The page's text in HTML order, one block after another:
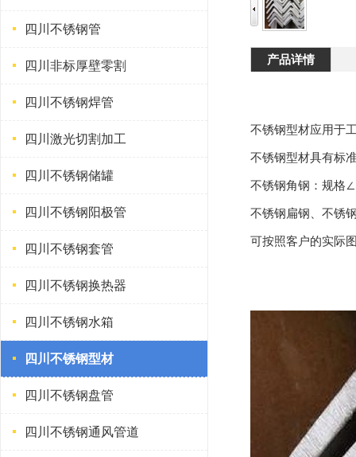
四川不锈钢管
四川非标厚壁零割
四川不锈钢焊管
四川激光切割加工
四川不锈钢储罐
四川不锈钢阳极管
四川不锈钢套管
四川不锈钢换热器
四川不锈钢水箱
四川不锈钢型材
四川不锈钢盘管
四川不锈钢通风管道
产品详情
不锈钢型材应用于
不锈钢型材具有标
不锈钢角钢：规
不锈钢扁钢、不锈
可按照客户的实际